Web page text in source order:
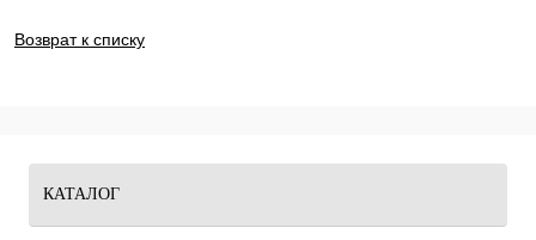
Возврат к списку
КАТАЛОГ